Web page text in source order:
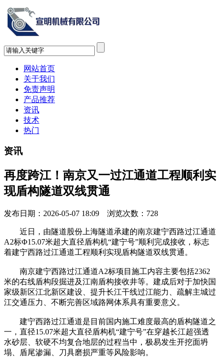
网站首页
关于我们
免责声明
产品推荐
资讯
技术
热门
资讯
再度跨江！南京又一过江通道工程顺利实
现盾构隧道双线贯通
发布日期：2026-05-07 18:09 浏览次数： 728
近日，由隧道股份上海隧道承建的南京建宁西路过江通道
A2标Φ15.07米超大直径盾构机“建宁号”顺利完成接收，标志
着建宁西路过江通道工程顺利实现盾构隧道双线贯通。
南京建宁西路过江通道A2标项目施工内容主要包括2362
米的右线盾构段掘进及江南盾构接收井等。建成后对于加快国
家级新区江北新区建设、提升长江干线过江能力、疏解主城过
江交通压力、不断完善区域路网体系具有重要意义。
建宁西路过江通道是目前国内施工难度最高的盾构隧道之
一，直径15.07米超大直径盾构机“建宁号”在穿越长江超强透
水砂层、软硬不均复合地层的过程当中，极易发生开挖面坍
塌、盾尾渗漏、刀具磨损严重等风险影响。